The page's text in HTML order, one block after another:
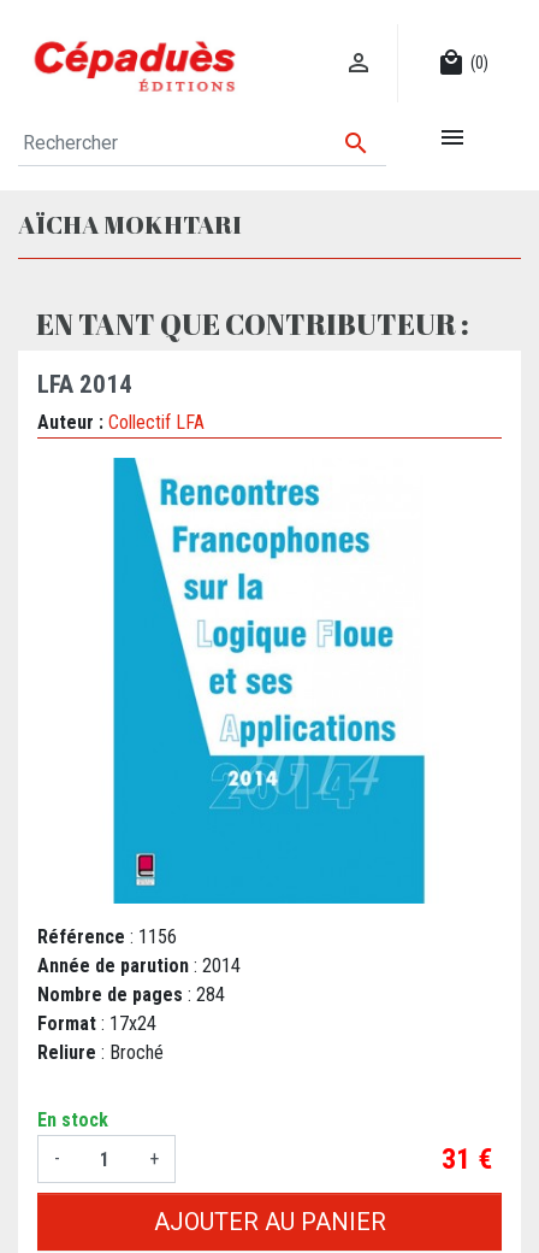
 local_mall (0)
 
AÏCHA MOKHTARI
EN TANT QUE CONTRIBUTEUR :
LFA 2014
Auteur : Collectif LFA
Référence : 1156
Année de parution : 2014
Nombre de pages : 284
Format : 17x24
Reliure : Broché
En stock
-
+ Prix
31 €
AJOUTER AU PANIER